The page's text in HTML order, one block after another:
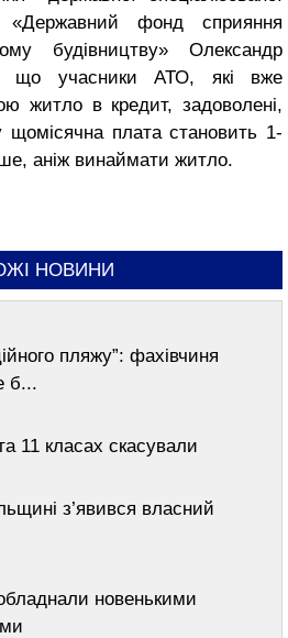
«Державний фонд сприяння
будівництву» Олександр
що учасники АТО, які вже
житло в кредит, задоволені,
щомісячна плата становить 1-
аніж винаймати житло.
НОВИНИ
пляжу”: фахівчиня
б...
11 класах скасували
з’явився власний
новенькими